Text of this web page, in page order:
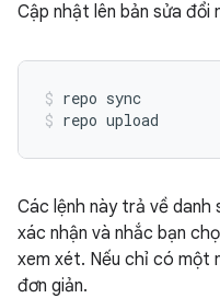
Cập nhật lên bản sửa
repo sync
repo upload
Các lệnh này trả về danh
xác nhận và nhắc bạn
xem xét. Nếu chỉ có một
đơn giản.